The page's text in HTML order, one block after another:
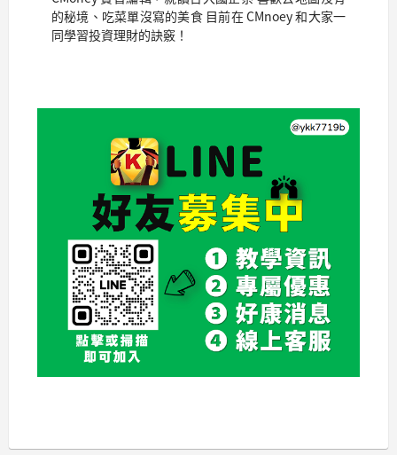
的秘境、吃菜單沒寫的美食 目前在 CMnoey 和大家一
同學習投資理財的訣竅！